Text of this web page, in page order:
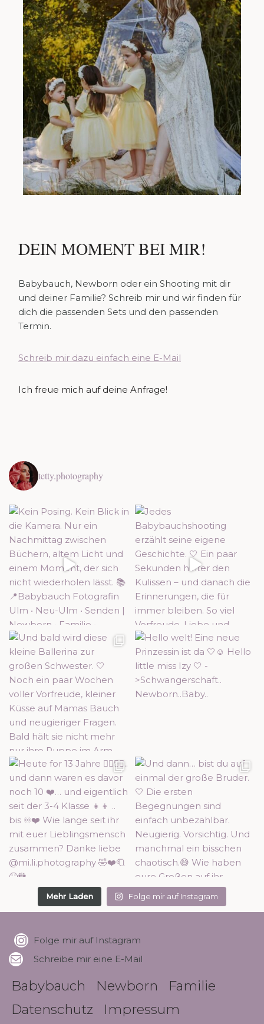
DEIN MOMENT BEI MIR!
Babybauch, Newborn oder ein Shooting mit dir
und deiner Familie? Schreib mir und wir finden für
dich die passenden Sets und den passenden
Termin.
Schreib mir dazu einfach eine E-Mail
Ich freue mich auf deine Anfrage!
tetty.photography
Mehr Laden Folge mir auf Instagram
Folge mir auf Instagram
Schreibe mir eine E-Mail
Babybauch Newborn
Familie
Datenschutz
Impressum